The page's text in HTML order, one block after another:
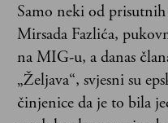
Samo neki od
Mirsada Fazlića,
na MIG-u, a danas
„Željava“, svjesni su
činjenice da je to bila